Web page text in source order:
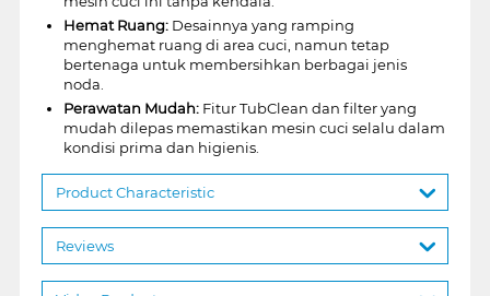
Hemat Ruang:Desainnya yang ramping
menghemat ruang di area cuci, namun tetap
bertenaga untuk membersihkan berbagai jenis
noda.
Perawatan Mudah:Fitur TubClean dan filter yang
mudah dilepas memastikan mesin cuci selalu dalam
kondisi prima dan higienis.
Product Characteristic
Reviews